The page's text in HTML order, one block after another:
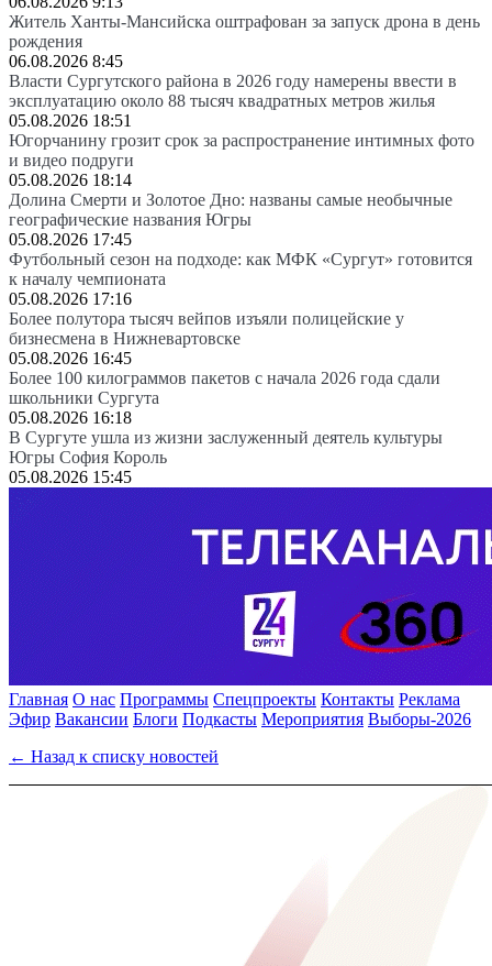
Житель Ханты-Мансийска оштрафован за запуск дрона в день
рождения
06.08.2026 8:45
Власти Сургутского района в 2026 году намерены ввести в
эксплуатацию около 88 тысяч квадратных метров жилья
05.08.2026 18:51
Югорчанину грозит срок за распространение интимных фото
и видео подруги
05.08.2026 18:14
Долина Смерти и Золотое Дно: названы самые необычные
географические названия Югры
05.08.2026 17:45
Футбольный сезон на подходе: как МФК «Сургут» готовится
к началу чемпионата
05.08.2026 17:16
Более полутора тысяч вейпов изъяли полицейские у
бизнесмена в Нижневартовске
05.08.2026 16:45
Более 100 килограммов пакетов с начала 2026 года сдали
школьники Сургута
05.08.2026 16:18
В Сургуте ушла из жизни заслуженный деятель культуры
Югры София Король
05.08.2026 15:45
Главная О нас Программы Спецпроекты Контакты Реклама
Эфир Вакансии Блоги Подкасты Мероприятия Выборы-2026
← Назад к списку новостей